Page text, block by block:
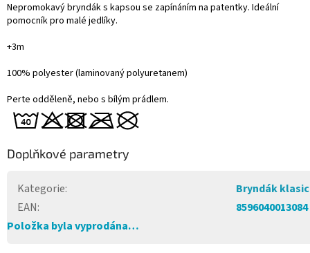
Nepromokavý bryndák s kapsou se zapínáním na patentky. Ideální
pomocník pro malé jedlíky.
+3m
100% polyester (laminovaný polyuretanem)
Perte odděleně, nebo s bílým prádlem.
Doplňkové parametry
Kategorie:
Bryndák
EAN:
8596040013084
Položka byla vyprodána…